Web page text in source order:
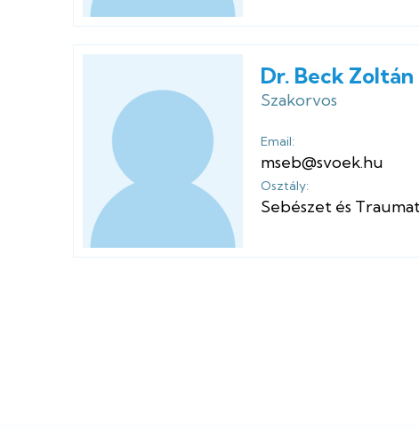
Dr. Beck Zoltán
Szakorvos
Email:
mseb@svoek.hu
Osztály:
Sebészet és